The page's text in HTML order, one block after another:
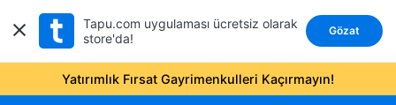
Tapu.com uygulaması ücretsiz olarak
store'da!
Gözat
Yatırımlık Fırsat Gayrimenkulleri Kaçırmayın!